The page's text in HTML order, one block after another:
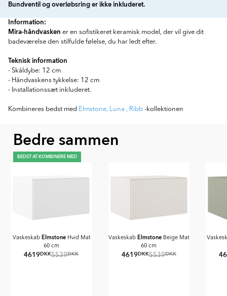
Bundventil og overløbsring er ikke inkluderet.
Information:
Mira-håndvasken er en sofistikeret keramisk model, der vil give dit
badeværelse den stilfulde følelse, du har ledt efter.
Teknisk information
- Skåldybe: 12 cm
- Håndvaskens tykkelse: 12 cm
- Installationssæt inkluderet.
Kombineres bedst med Elmstone, Luna , Ribb -kollektionen
Bedre sammen
BEDST AT KOMBINERE MED
Vaskeskab ElmstoneHvid Mat
60 cm
4619DKK5539DKK
Vaskeskab Elmstone Beige Mat
60 cm
4619DKK5539DKK